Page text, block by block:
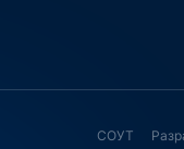
СОУТ